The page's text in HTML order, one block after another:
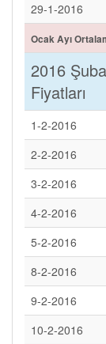
29-1-2016
Ocak Ayı
2016
Fiyatları
1-2-2016
2-2-2016
3-2-2016
4-2-2016
5-2-2016
8-2-2016
9-2-2016
10-2-2016